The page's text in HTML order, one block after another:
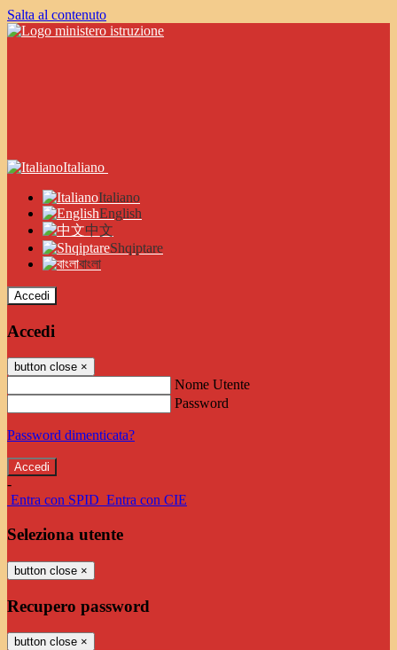
Salta al contenuto
Italiano
Italiano
English
中文
Shqiptare
বাংলা
Accedi
Accedi
button close ×
Nome Utente
Password
Password dimenticata?
-
Entra con SPID Entra con CIE
Seleziona utente
button close ×
Recupero password
button close ×